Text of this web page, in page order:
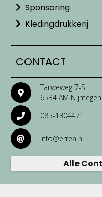
Sponsoring
Kledingdrukkerij
CONTACT
Tarweweg 7-S
6534 AM Nijmegen
085-1304471
info@errea.nl
Alle